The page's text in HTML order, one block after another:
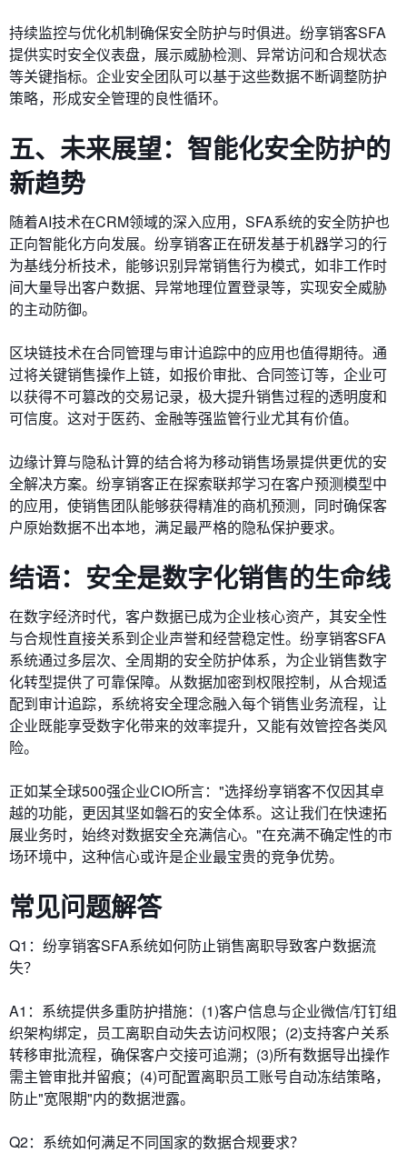
​​持续监控与优化​​机制确保安全防护与时俱进。纷享销客SFA
提供实时安全仪表盘，展示威胁检测、异常访问和合规状态
等关键指标。企业安全团队可以基于这些数据不断调整防护
策略，形成安全管理的良性循环。
五、未来展望：智能化安全防护的
新趋势
随着AI技术在CRM领域的深入应用，SFA系统的安全防护也
正向智能化方向发展。纷享销客正在研发基于机器学习的行
为基线分析技术，能够识别异常销售行为模式，如非工作时
间大量导出客户数据、异常地理位置登录等，实现安全威胁
的主动防御。
区块链技术在合同管理与审计追踪中的应用也值得期待。通
过将关键销售操作上链，如报价审批、合同签订等，企业可
以获得不可篡改的交易记录，极大提升销售过程的透明度和
可信度。这对于医药、金融等强监管行业尤其有价值。
边缘计算与隐私计算的结合将为移动销售场景提供更优的安
全解决方案。纷享销客正在探索联邦学习在客户预测模型中
的应用，使销售团队能够获得精准的商机预测，同时确保客
户原始数据不出本地，满足最严格的隐私保护要求。
结语：安全是数字化销售的生命线
在数字经济时代，客户数据已成为企业核心资产，其安全性
与合规性直接关系到企业声誉和经营稳定性。纷享销客SFA
系统通过多层次、全周期的安全防护体系，为企业销售数字
化转型提供了可靠保障。从数据加密到权限控制，从合规适
配到审计追踪，系统将安全理念融入每个销售业务流程，让
企业既能享受数字化带来的效率提升，又能有效管控各类风
险。
正如某全球500强企业CIO所言："选择纷享销客不仅因其卓
越的功能，更因其坚如磐石的安全体系。这让我们在快速拓
展业务时，始终对数据安全充满信心。"在充满不确定性的市
场环境中，这种信心或许是企业最宝贵的竞争优势。
常见问题解答
​​Q1：纷享销客SFA系统如何防止销售离职导致客户数据流
失？​​
A1：系统提供多重防护措施：(1)客户信息与企业微信/钉钉组
织架构绑定，员工离职自动失去访问权限；(2)支持客户关系
转移审批流程，确保客户交接可追溯；(3)所有数据导出操作
需主管审批并留痕；(4)可配置离职员工账号自动冻结策略，
防止"宽限期"内的数据泄露。
​​Q2：系统如何满足不同国家的数据合规要求？​​